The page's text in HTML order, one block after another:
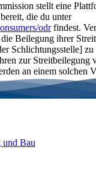
stellt eine
die du unter
odrfindest.
Beilegung ihrer
Schlichtungsstelle]
zur Streitbeilegung
an einem solchen
und Bau